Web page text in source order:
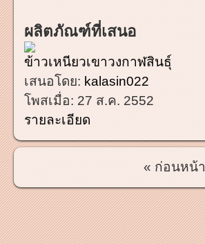
ผลิตภัณฑ์ที่เสนอ
ข้าวเหนียวเขาวงกาฬสินธุ์
เสนอโดย: kalasin022
โพสเมื่อ: 27 ส.ค. 2552
รายละเอียด
« ก่อนหน้า